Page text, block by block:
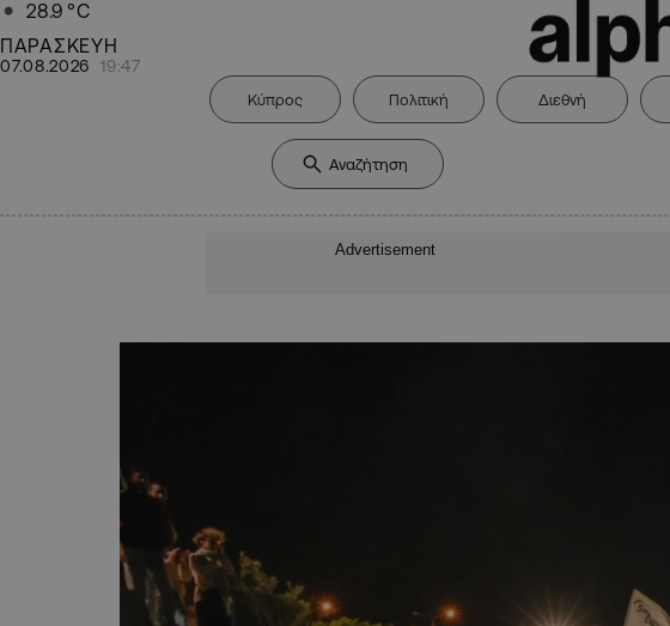
28.9 °C
ΠΑΡΑΣΚΕΥΗ
07.08.2026 19:47
Κύπρος Πολιτική Διεθνή
Advertisement